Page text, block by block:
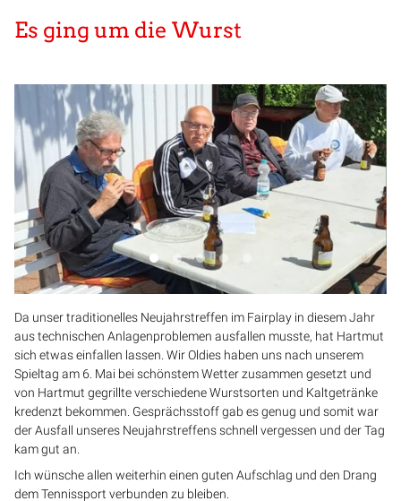
Es ging um die Wurst
Da unser traditionelles Neujahrstreffen im Fairplay in diesem Jahr
aus technischen Anlagenproblemen ausfallen musste, hat Hartmut
sich etwas einfallen lassen. Wir Oldies haben uns nach unserem
Spieltag am 6. Mai bei schönstem Wetter zusammen gesetzt und
von Hartmut gegrillte verschiedene Wurstsorten und Kaltgetränke
kredenzt bekommen. Gesprächsstoff gab es genug und somit war
der Ausfall unseres Neujahrstreffens schnell vergessen und der Tag
kam gut an.
Ich wünsche allen weiterhin einen guten Aufschlag und den Drang
dem Tennissport verbunden zu bleiben.